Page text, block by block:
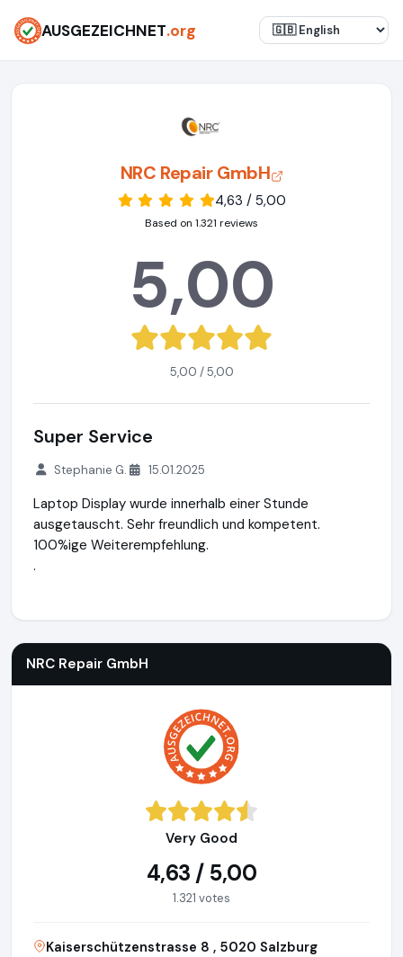
AUSGEZEICHNET.org
NRC Repair GmbH
4,63 / 5,00
Based on 1.321 reviews
5,00
5,00 / 5,00
Super Service
Stephanie G. 15.01.2025
Laptop Display wurde innerhalb einer Stunde
ausgetauscht. Sehr freundlich und kompetent.
100%ige Weiterempfehlung.
.
NRC Repair GmbH
Very Good
4,63 / 5,00
1.321 votes
Kaiserschützenstrasse 8 , 5020 Salzburg